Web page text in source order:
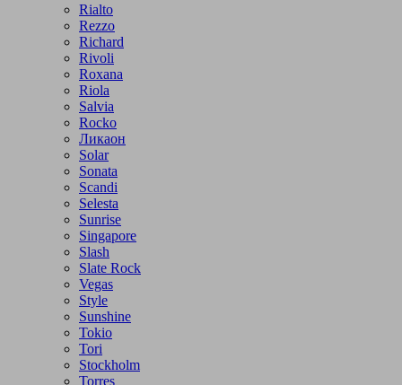
Rialto
Rezzo
Richard
Rivoli
Roxana
Riola
Salvia
Rocko
Ликаон
Solar
Sonata
Scandi
Selesta
Sunrise
Singapore
Slash
Slate Rock
Vegas
Style
Sunshine
Tokio
Tori
Stockholm
Torres